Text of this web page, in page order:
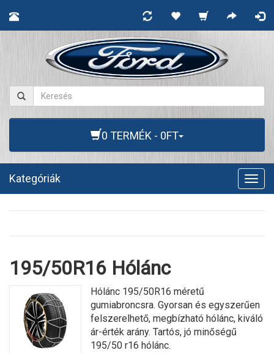
0 TERMÉK - 0FT
Kategóriák
195/50R16 Hólánc
Hólánc 195/50R16 méretű
gumiabroncsra. Gyorsan és egyszerűen
felszerelhető, megbízható hólánc, kiváló
ár-érték arány. Tartós, jó minőségű
195/50 r16 hólánc.